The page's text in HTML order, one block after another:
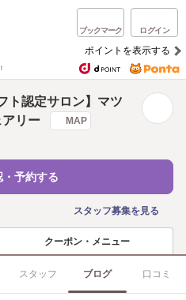
ブックマーク ログイン
ポイントを表示する
ト認定サロン】マツ
リー
MAP
・予約する
スタッフ募集を見る
クーポン・メニュー
スタッフ ブログ 口コミ